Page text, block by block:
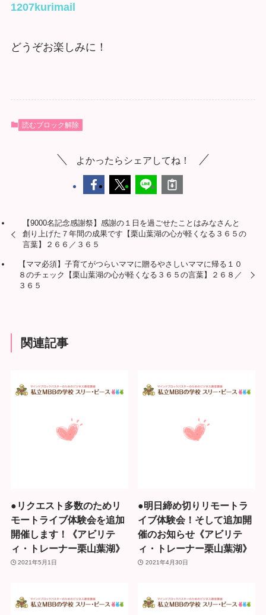
1207kurimail
どうぞお楽しみに！
読むブロック解除
よかったらシェアしてね！
【9000名記念感謝祭】感謝の１日を過ごせたことはみなさんと
創り上げた７年間の成果です【栗山葉湖の心が軽くなる３６５の
言葉】２６６／３６５
【ママ必須】子育てがつらいママに贈るやさしいママに帰る１０
８のチェック【栗山葉湖の心が軽くなる３６５の言葉】２６８／
３６５
関連記事
●リクエスト多数のためリ
モートライブ体験会を追加
開催します！《アビリテ
ィ・トレーナー栗山葉湖》
2021年5月1日
●明日締め切りリモートラ
イブ体験会！そして追加開
催のお知らせ《アビリテ
ィ・トレーナー栗山葉湖》
2021年4月30日